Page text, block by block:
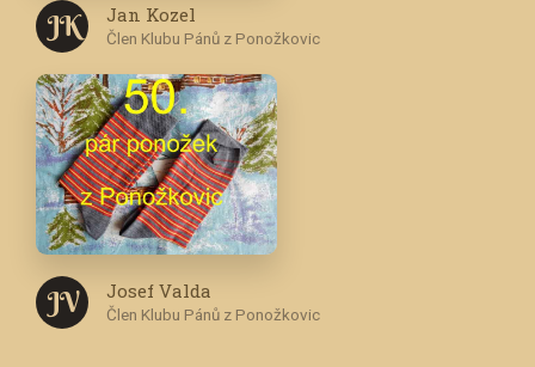
J K Jan Kozel
Člen Klubu Pánů z Ponožkovic
J V Josef Valda
Člen Klubu Pánů z Ponožkovic